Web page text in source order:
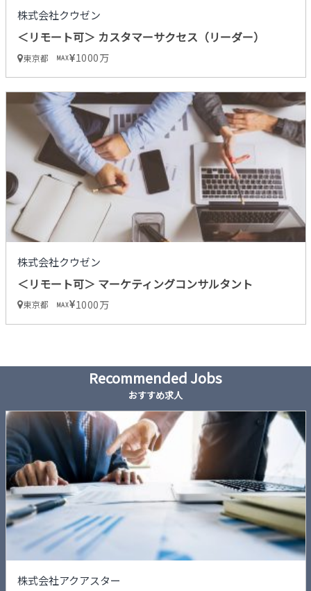
株式会社クウゼン
＜リモート可＞ カスタマーサクセス（リーダー）
東京都 MAX 1000万
株式会社クウゼン
＜リモート可＞ マーケティングコンサルタント
東京都 MAX 1000万
Recommended Jobs
おすすめ求人
株式会社アクアスター